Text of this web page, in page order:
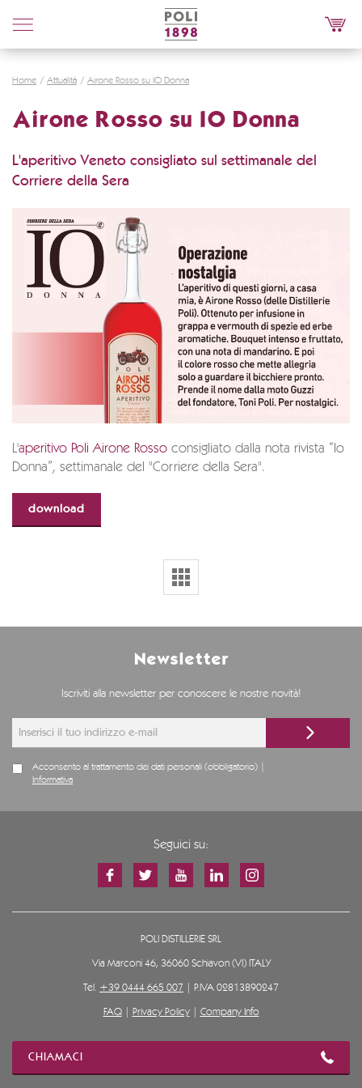
Poli
Distillerie
Home Attualità Airone Rosso su IO Donna
Airone Rosso su IO Donna
L'aperitivo Veneto consigliato sul settimanale del
Corriere della Sera
L'aperitivo Poli Airone Rosso consigliato dalla nota rivista “Io
Donna”, settimanale del "Corriere della Sera".
download
Newsletter
Iscriviti alla newsletter per conoscere le nostre novità!
Acconsento al trattamento dei dati personali (obbligatorio) |
Informativa
Seguici su:
POLI DISTILLERIE SRL
Via Marconi 46, 36060 Schiavon (VI) ITALY
Tel. +39 0444 665 007 | P.IVA 02813890247
FAQ| Privacy Policy| Company Info
CHIAMACI